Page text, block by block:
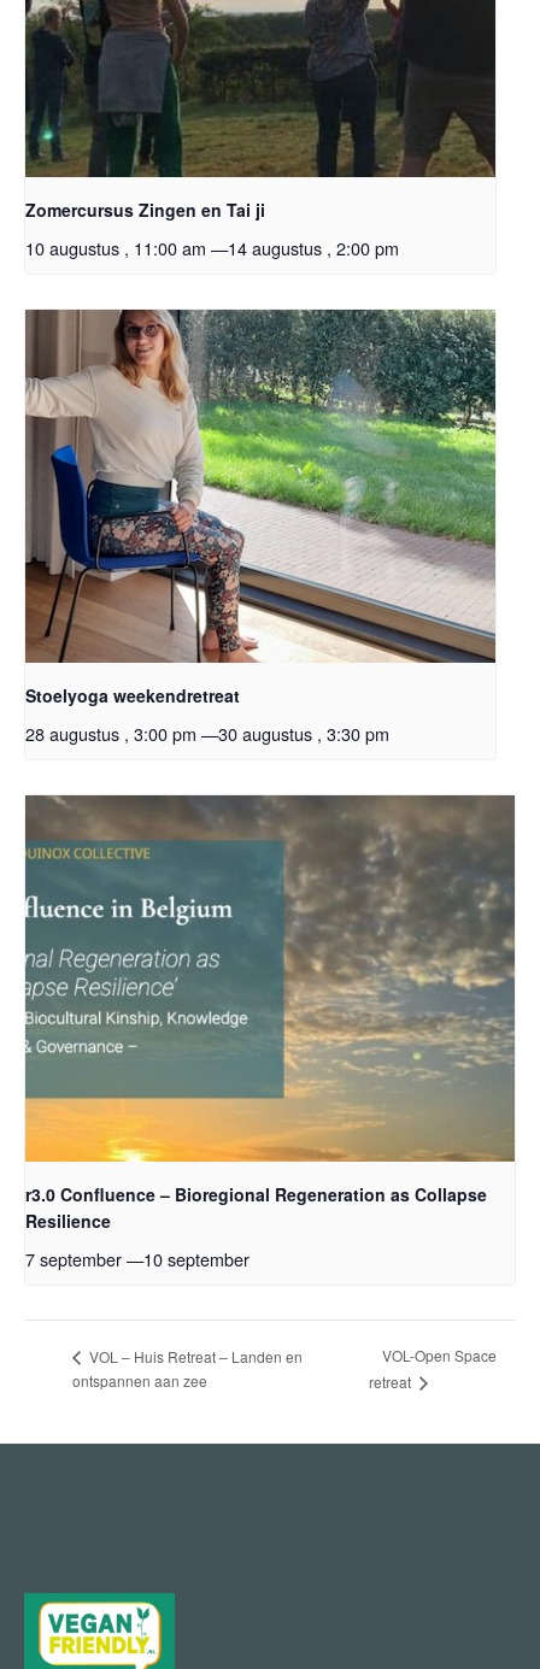
Zomercursus Zingen en Tai ji
10 augustus , 11:00 am —14 augustus , 2:00 pm
Stoelyoga weekendretreat
28 augustus , 3:00 pm —30 augustus , 3:30 pm
r3.0 Confluence – Bioregional Regeneration as Collapse
Resilience
7 september—10 september
VOL – Huis Retreat – Landen en
ontspannen aan zee
VOL-Open Space
retreat